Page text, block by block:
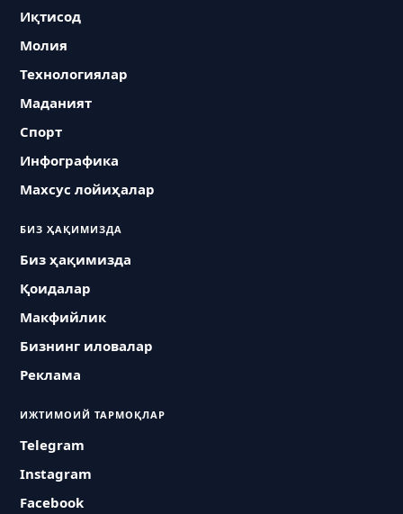
Иқтисод
Молия
Технологиялар
Маданият
Спорт
Инфографика
Махсус лойиҳалар
БИЗ ҲАҚИМИЗДА
Биз ҳақимизда
Қоидалар
Макфийлик
Бизнинг иловалар
Реклама
ИЖТИМОИЙ ТАРМОҚЛАР
Telegram
Instagram
Facebook